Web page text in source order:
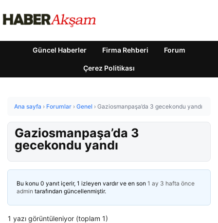
Güncel Haberler Firma Rehberi Forum
Çerez Politikası
Ana sayfa › Forumlar › Genel › Gaziosmanpaşa’da 3 gecekondu yandı
Gaziosmanpaşa’da 3
gecekondu yandı
Bu konu 0 yanıt içerir, 1 izleyen vardır ve en son 1 ay 3 hafta önce
admin tarafından güncellenmiştir.
1 yazı görüntüleniyor (toplam 1)